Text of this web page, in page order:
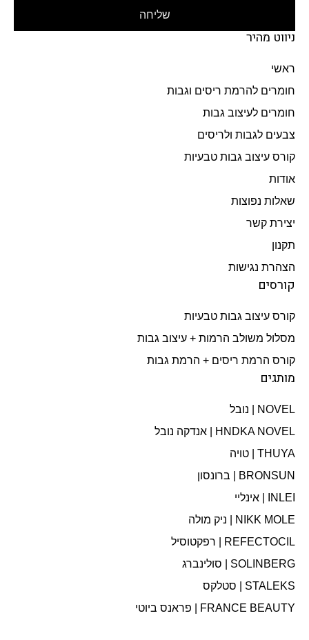
ניווט מהיר
ראשי
חומרים להרמת ריסים וגבות
חומרים לעיצוב גבות
צבעים לגבות ולריסים
קורס עיצוב גבות טבעיות
אודות
שאלות נפוצות
יצירת קשר
תקנון
הצהרת נגישות
קורסים
קורס עיצוב גבות טבעיות
מסלול משולב הרמות + עיצוב גבות​
קורס הרמת ריסים + הרמת גבות
מותגים
NOVEL | נובל
HNDKA NOVEL | אנדקה נובל
THUYA | טויה
BRONSUN | ברונסון
INLEI | אינליי
NIKK MOLE | ניק מולה
REFECTOCIL | רפקטוסיל
SOLINBERG | סולינברג
STALEKS | סטלקס
FRANCE BEAUTY | פראנס ביוטי
שליחה